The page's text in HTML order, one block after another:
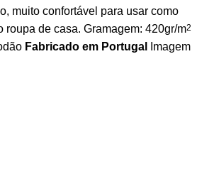
muito confortável para usar como
roupa de casa. Gramagem: 420gr/m2
Fabricado em Portugal
Imagem